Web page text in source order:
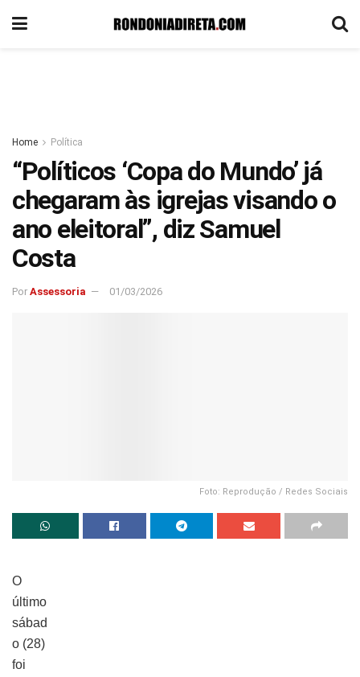
Home Política
“Políticos ‘Copa do Mundo’ já
chegaram às igrejas visando o
ano eleitoral”, diz Samuel
Costa
Por Assessoria 01/03/2026
Foto: Reprodução / Redes Sociais
O
último
sábad
o (28)
foi